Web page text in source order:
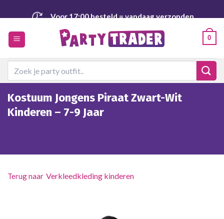
naar
inhoud
Voor 17:00 besteld = vandaag verzonden
Veiligen achteraf betalen 0
Kostuum Jongens Piraat Zwart-Wit
Kinderen – 7-9 Jaar
Verkleedkleding kinderen